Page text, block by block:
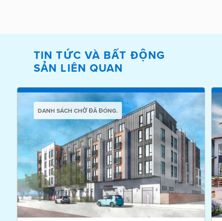
TIN TỨC VÀ BẤT ĐỘNG
SẢN LIÊN QUAN
DANH SÁCH CHỜ ĐÃ ĐÓNG.